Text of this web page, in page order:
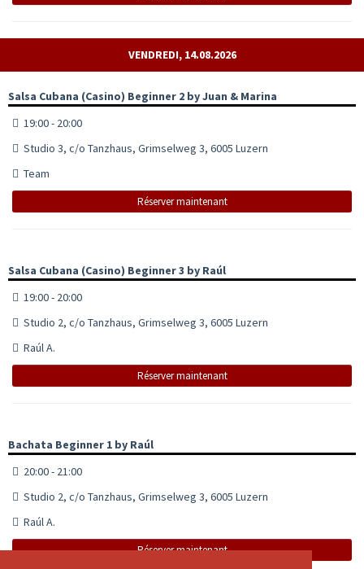
VENDREDI, 14.08.2026
Salsa Cubana (Casino) Beginner 2 by Juan & Marina
19:00 - 20:00
Studio 3, c/o Tanzhaus, Grimselweg 3, 6005 Luzern
Team
Réserver maintenant
Salsa Cubana (Casino) Beginner 3 by Raúl
19:00 - 20:00
Studio 2, c/o Tanzhaus, Grimselweg 3, 6005 Luzern
Raúl A.
Réserver maintenant
Bachata Beginner 1 by Raúl
20:00 - 21:00
Studio 2, c/o Tanzhaus, Grimselweg 3, 6005 Luzern
Raúl A.
Réserver maintenant